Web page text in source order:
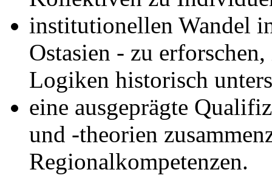
institutionellen Wandel
Ostasien - zu
Logiken historisch
eine ausgeprägte
und -theorien
Regionalkompetenzen.